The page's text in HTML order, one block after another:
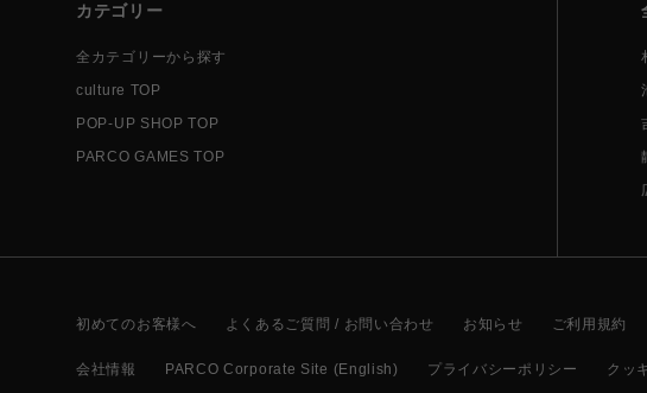
カテゴリー
全カテゴリーから探す
culture TOP
POP-UP SHOP TOP
PARCO GAMES TOP
初めてのお客様へ よくあるご質問 / お問い合わせ お知らせ ご利用規約
会社情報 PARCO Corporate Site (English) プライバシーポリシー クッ